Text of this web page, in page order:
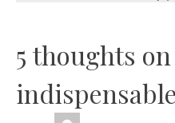
5 thoughts on